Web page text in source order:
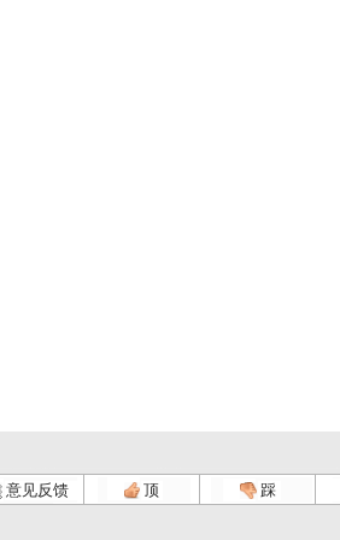
意见反馈 顶 踩
动漫世界 ... 动漫世界 ...